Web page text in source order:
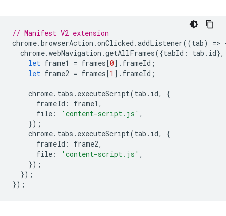
// Manifest V2 extension
chrome.browserAction .onClicked .addListener((tab) =>
chrome.webNavigation .getAllFrames({tabId : tab . id},
let frame1 = frames[0]. frameId ;
let frame2 = frames[1 ]. frameId ;
chrome. tabs . executeScript(tab . id,
{
frameId : frame1 ,
file : 'content-script.js' ,
});
chrome. tabs . executeScript(tab . id,
{
frameId : frame2,
file : 'content-script.js' ,
});
});
});